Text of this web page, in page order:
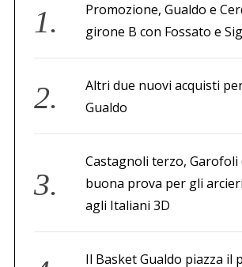
Promozione, Gualdo e
girone B con Fossato e
Altri due nuovi acquisti
Gualdo
Castagnoli terzo, Garofoli
buona prova per gli arcieri
agli Italiani 3D
Il Basket Gualdo piazza il